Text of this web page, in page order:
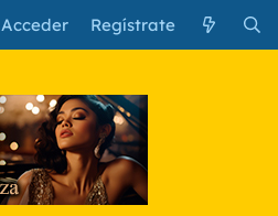
Acceder Regístrate